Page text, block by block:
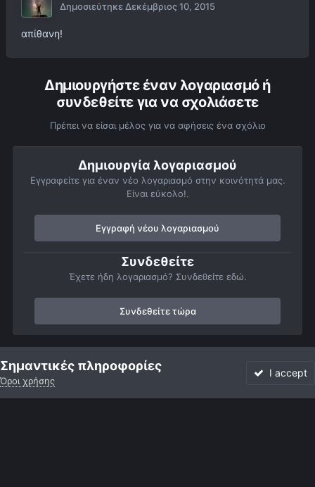
ΔημοσιεύτηκεΔεκέμβριος 10, 2015
απίθανη!
Δημιουργήστε έναν λογαριασμό ή
συνδεθείτε για να σχολιάσετε
Πρέπει να είσαι μέλος για να αφήσεις ένα σχόλιο
Δημιουργία λογαριασμού
Εγγραφείτε για έναν νέο λογαριασμό στην κοινότητά μας.
Είναι εύκολο!.
Εγγραφή νέου λογαριασμού
Συνδεθείτε
Έχετε ήδη λογαριασμό? Συνδεθείτε εδώ.
Συνδεθείτε τώρα
Αρχή Αστροφωτογραφίες Βαθύς Ουρανός
Σημαντικές πληροφορίες
Όροι χρήσης
I accept
Forum